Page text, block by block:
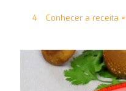
4 Conhecer a receita >